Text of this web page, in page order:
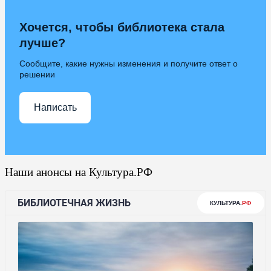
Хочется, чтобы библиотека стала
лучше?
Сообщите, какие нужны изменения и получите ответ о
решении
Написать
Наши анонсы на Культура.РФ